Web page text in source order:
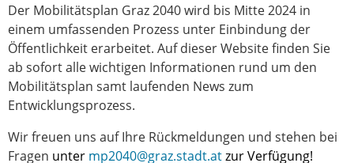
Der Mobilitätsplan Graz 2040 wird bis Mitte 2024 in
einem umfassenden Prozess unter Einbindung der
Öffentlichkeit erarbeitet. Auf dieser Website finden Sie
ab sofort alle wichtigen Informationen rund um den
Mobilitätsplan samt laufenden News zum
Entwicklungsprozess.
Wir freuen uns auf Ihre Rückmeldungen und stehen bei
Fragen unter mp2040@graz.stadt.atzur Verfügung!